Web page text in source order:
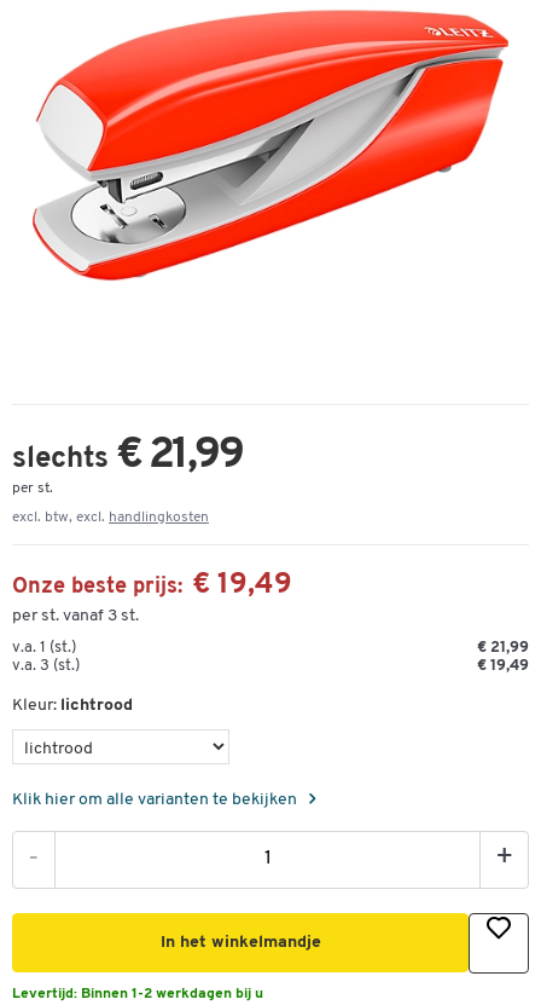
slechts € 21,99
per st.
excl. btw, excl. handlingkosten
Onze beste prijs: € 19,49
per st. vanaf 3 st.
v.a. 1 (st.)
€ 21,99
v.a. 3 (st.)
€ 19,49
Kleur: lichtrood
Klik hier om alle varianten te bekijken
- +
In het winkelmandje
Levertijd: Binnen 1-2 werkdagen bij u